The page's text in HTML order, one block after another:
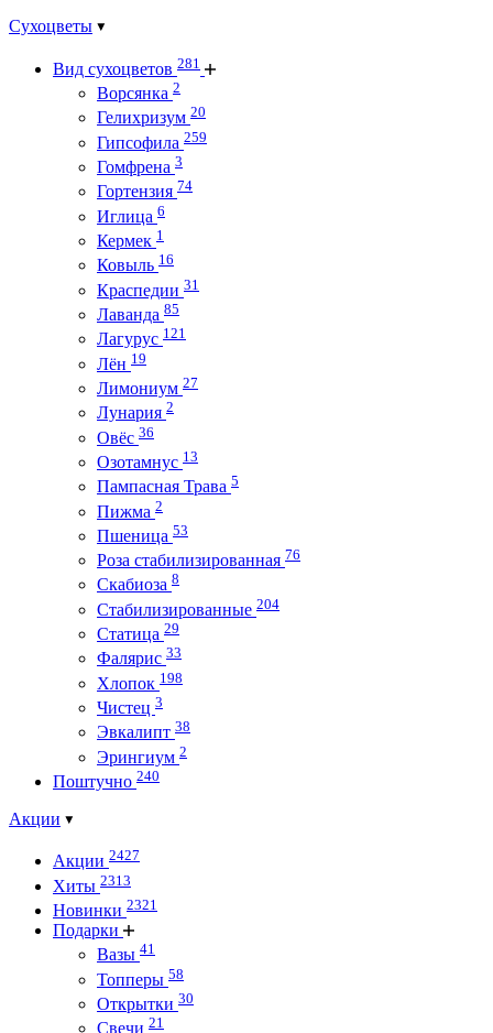
Сухоцветы
Вид сухоцветов 281
Ворсянка 2
Гелихризум 20
Гипсофила 259
Гомфрена 3
Гортензия 74
Иглица 6
Кермек 1
Ковыль 16
Краспедии 31
Лаванда 85
Лагурус 121
Лён 19
Лимониум 27
Лунария 2
Овёс 36
Озотамнус 13
Пампасная Трава 5
Пижма 2
Пшеница 53
Роза стабилизированная 76
Скабиоза 8
Стабилизированные 204
Статица 29
Фалярис 33
Хлопок 198
Чистец 3
Эвкалипт 38
Эрингиум 2
Поштучно 240
Акции
Акции 2427
Хиты 2313
Новинки 2321
Подарки
Вазы 41
Топперы 58
Открытки 30
Свечи 21